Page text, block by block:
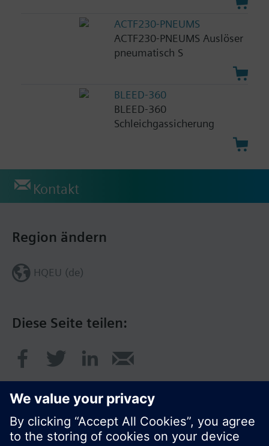
ACTF230-PNEUMS
ACTF230-PNEUMS Auslöser
pneumatisch S
BLEED-360
BLEED-360
Schleichgassicherung
Kontakt
Diese Seite teilen:
Region ändern
HQEU (de)